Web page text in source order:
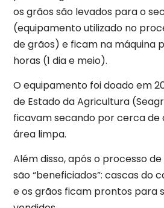
os grãos são levados para o
(equipamento utilizado no
de grãos) e ficam na máquina
horas (1 dia e meio).
O equipamento foi doado em
de Estado da Agricultura
ficavam secando por cerca de
área limpa.
Além disso, após o processo
são “beneficiados”: cascas do
e os grãos ficam prontos para